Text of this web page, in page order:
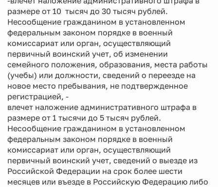
размере от 10 тысяч до 30 тысяч рублей.
Несообщение гражданином в установленном
федеральным законом порядке в военный
комиссариат или орган, осуществляющий
первичный воинский учет, об изменении
семейного положения, образования, места работы
(учебы) или должности, сведений о переезде на
новое место пребывания, не подтвержденное
регистрацией, -
влечет наложение административного штрафа в
размере от 1 тысячи до 5 тысяч рублей.
Несообщение гражданином в установленном
федеральным законом порядке в военный
комиссариат или орган, осуществляющий
первичный воинский учет, сведений о выезде из
Российской Федерации на срок более шести
месяцев или въезде в Российскую Федерацию либо